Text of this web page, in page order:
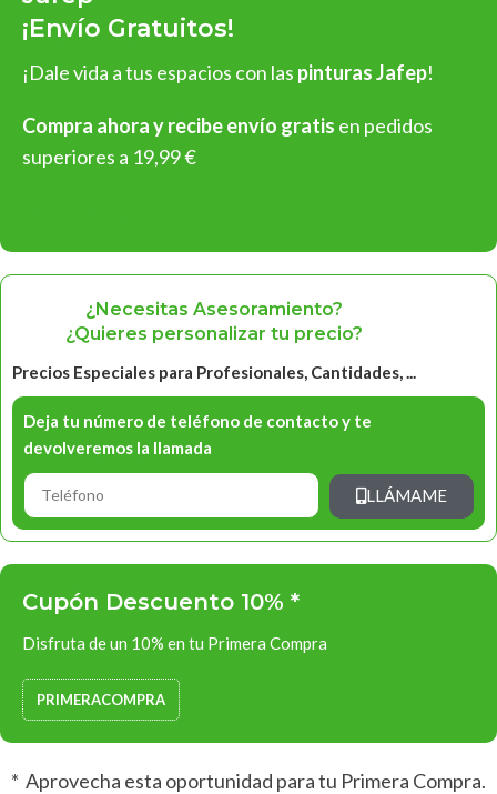
¡Envío Gratuitos!
¡Dale vida a tus espacios con las pinturas Jafep!
Compra ahora y recibe envío gratis en pedidos
superiores a 19,99 €
¿Necesitas Asesoramiento?
¿Quieres personalizar tu precio?
Precios Especiales para Profesionales, Cantidades, ...
Deja tu número de teléfono de contacto y te
devolveremos la llamada
LLÁMAME
Cupón Descuento 10% *
Disfruta de un 10% en tu Primera Compra
PRIMERACOMPRA
* Aprovecha esta oportunidad para tu Primera Compra.